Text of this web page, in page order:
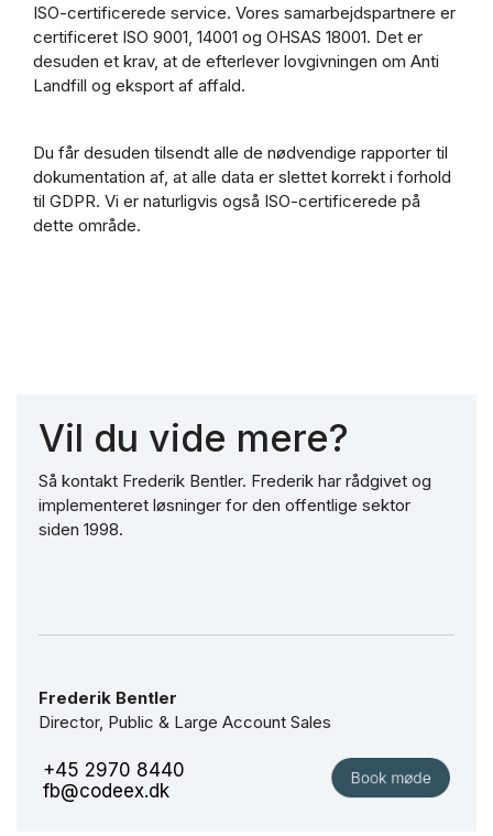
ISO-certificerede service. Vores samarbejdspartnere er
certificeret ISO 9001, 14001 og OHSAS 18001. Det er
desuden et krav, at de efterlever lovgivningen om Anti
Landfill og eksport af affald.
Du får desuden tilsendt alle de nødvendige rapporter til
dokumentation af, at alle data er slettet korrekt i forhold
til GDPR. Vi er naturligvis også ISO-certificerede på
dette område.
Vil du vide mere?
Så kontakt Frederik Bentler. Frederik har rådgivet og
implementeret løsninger for den offentlige sektor
siden 1998.
Frederik Bentler
Director, Public & Large Account Sales
+45 2970 8440
fb@codeex.dk